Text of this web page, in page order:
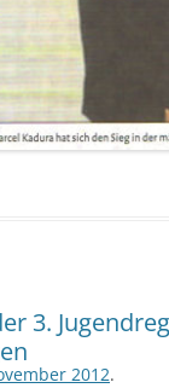
3.
2012.